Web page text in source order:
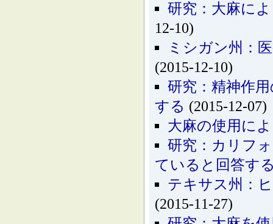
研究：大麻に
12-10)
ミシガン州：
(2015-12-10)
研究：精神作
する (2015-12-07)
大麻の使用に
研究：カリフ
ていると回答す
テキサス州：
(2015-11-27)